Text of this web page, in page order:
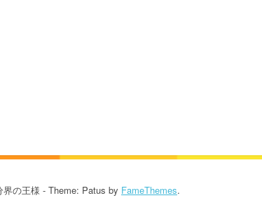
の王様 - Theme: Patus by FameThemes.